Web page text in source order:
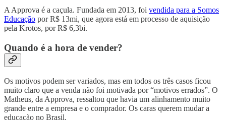
A Approva é a caçula. Fundada em 2013, foi vendida para a Somos
Educação por R$ 13mi, que agora está em processo de aquisição
pela Krotos, por R$ 6,3bi.
Quando é a hora de vender?
Os motivos podem ser variados, mas em todos os três casos ficou
muito claro que a venda não foi motivada por “motivos errados”. O
Matheus, da Approva, ressaltou que havia um alinhamento muito
grande entre a empresa e o comprador. Os caras querem mudar a
educação no Brasil.